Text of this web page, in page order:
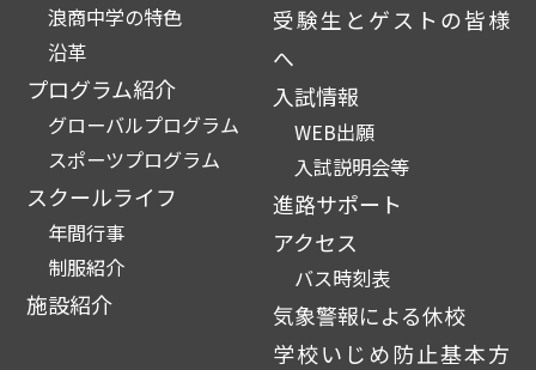
浪商中学の特色
沿革
プログラム紹介
グローバルプログラム
スポーツプログラム
スクールライフ
年間行事
制服紹介
施設紹介
受験生とゲストの皆様
へ
入試情報
WEB出願
入試説明会等
進路サポート
アクセス
バス時刻表
気象警報による休校
学校いじめ防止基本方